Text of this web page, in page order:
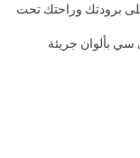
برودتك وراحتك تحت
بألوان جريئة